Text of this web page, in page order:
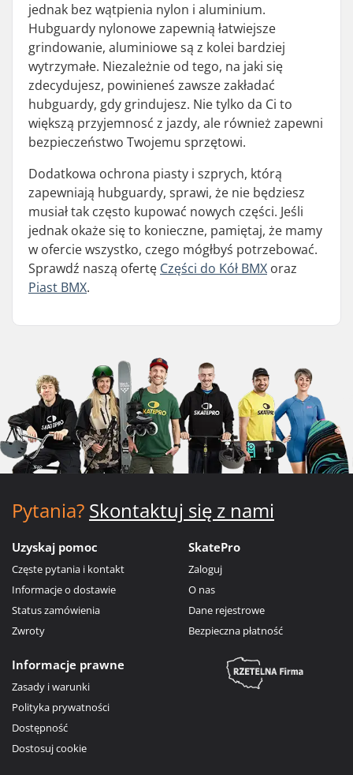
jednak bez wątpienia nylon i aluminium.
Hubguardy nylonowe zapewnią łatwiejsze
grindowanie, aluminiowe są z kolei bardziej
wytrzymałe. Niezależnie od tego, na jaki się
zdecydujesz, powinieneś zawsze zakładać
hubguardy, gdy grindujesz. Nie tylko da Ci to
większą przyjemnosć z jazdy, ale również zapewni
bezpieczeństwo Twojemu sprzętowi.
Dodatkowa ochrona piasty i szprych, którą
zapewniają hubguardy, sprawi, że nie będziesz
musiał tak często kupować nowych części. Jeśli
jednak okaże się to konieczne, pamiętaj, że mamy
w ofercie wszystko, czego mógłbyś potrzebować.
Sprawdź naszą ofertę Części do Kół BMX oraz
Piast BMX.
Pytania? Skontaktuj się z nami
Uzyskaj pomoc
Częste pytania i kontakt
Informacje o dostawie
Status zamówienia
Zwroty
SkatePro
Zaloguj
O nas
Dane rejestrowe
Bezpieczna płatność
Informacje prawne
Zasady i warunki
Polityka prywatności
Dostępność
Dostosuj cookie